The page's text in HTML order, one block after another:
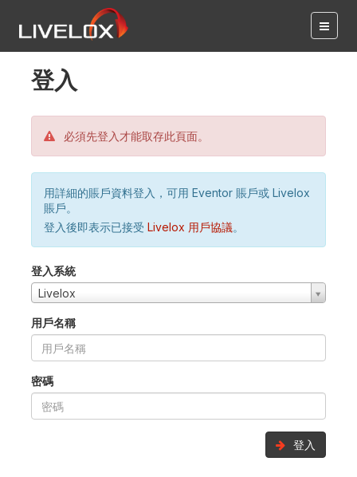
登入
必須先登入才能取存此頁面。
用詳細的賬戶資料登入，可用 Eventor 賬戶或 Livelox
賬戶。
登入後即表示已接受 Livelox 用戶協議。
登入系統
Livelox
用戶名稱
密碼
登入